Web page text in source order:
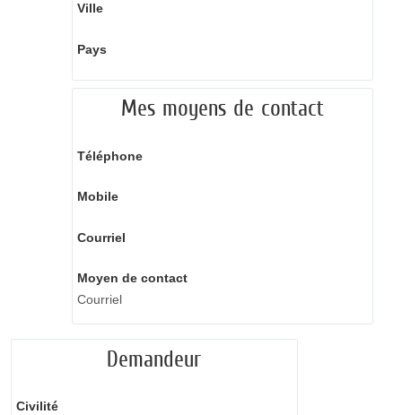
Ville
Pays
Mes moyens de contact
Téléphone
Mobile
Courriel
Moyen de contact
Courriel
Demandeur
Civilité